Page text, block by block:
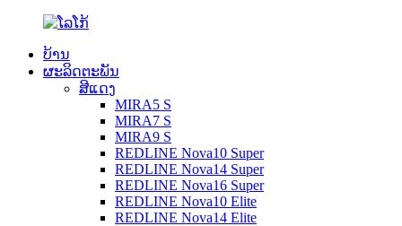
ບ້ານ
ຜະລິດຕະພັນ
ສີແດງ
MIRA5 S
MIRA7 S
MIRA9 S
REDLINE Nova10 Super
REDLINE Nova14 Super
REDLINE Nova16 Super
REDLINE Nova10 Elite
REDLINE Nova14 Elite